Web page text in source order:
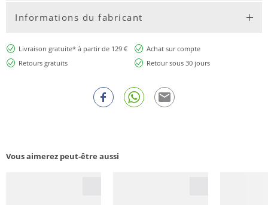
Informations du fabricant
Livraison gratuite* à partir de 129 €
Achat sur compte
Retours gratuits
Retour sous 30 jours
Vous aimerez peut-être aussi